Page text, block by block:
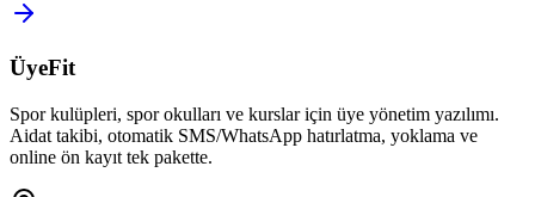
ÜyeFit
Spor kulüpleri, spor okulları ve kurslar için üye yönetim yazılımı.
Aidat takibi, otomatik SMS/WhatsApp hatırlatma, yoklama ve
online ön kayıt tek pakette.